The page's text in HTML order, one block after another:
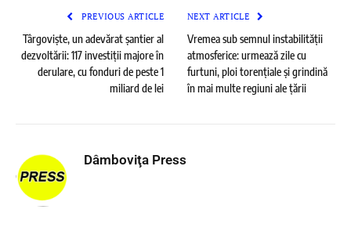
PREVIOUS ARTICLE
Târgoviște, un adevărat șantier al
dezvoltării: 117 investiții majore în
derulare, cu fonduri de peste 1
miliard de lei
NEXT ARTICLE
Vremea sub semnul instabilității
atmosferice: urmează zile cu
furtuni, ploi torențiale și grindină
în mai multe regiuni ale țării
Dâmboviţa Press